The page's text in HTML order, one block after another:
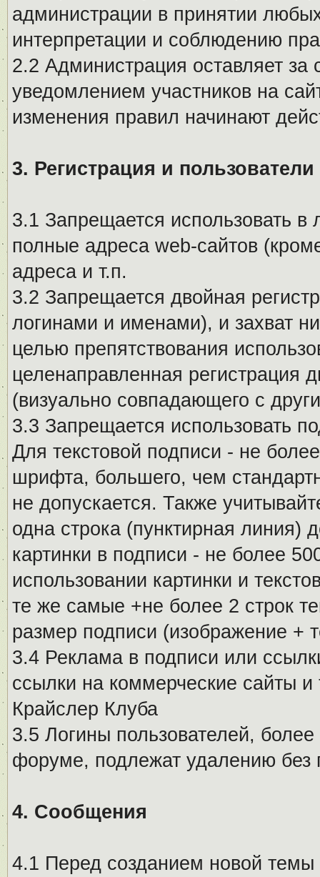
администрации в принятии
интерпретации и соблюдению
2.2 Администрация оставляет
уведомлением участников на
изменения правил начинают
3. Регистрация и пользователи
3.1 Запрещается использовать
полные адреса web-сайтов
адреса и т.п.
3.2 Запрещается двойная
логинами и именами), и захват
целью препятствования
целенаправленная регистрация
(визуально совпадающего с
3.3 Запрещается использовать
Для текстовой подписи - не
шрифта, большего, чем
не допускается. Также
одна строка (пунктирная линия)
картинки в подписи - не более
использовании картинки и
те же самые +не более 2 строк
размер подписи (изображение +
3.4 Реклама в подписи или
ссылки на коммерческие сайты
Крайслер Клуба
3.5 Логины пользователей,
форуме, подлежат удалению без
4. Сообщения
4.1 Перед созданием новой темы